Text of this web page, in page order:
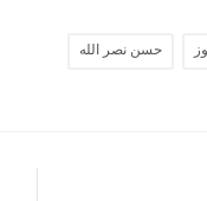
حسن نصر الله